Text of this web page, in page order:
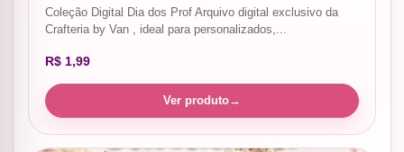
Coleção Digital Dia dos Prof Arquivo digital exclusivo da
Crafteria by Van , ideal para personalizados,...
R$ 1,99
Ver produto→